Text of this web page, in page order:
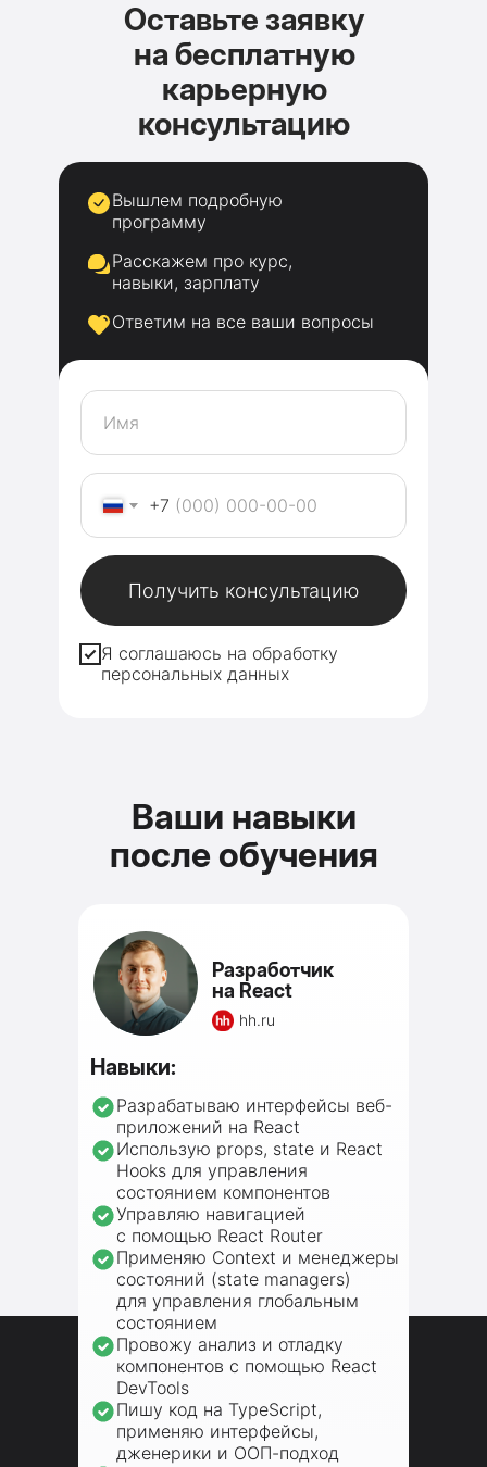
+7
Получить консультацию
Оставьте заявку
на бесплатную
карьерную
консультацию
Я соглашаюсь на обработку
персональных данных
Вышлем подробную
программу
Ответим на все ваши вопросы
Расскажем про курс,
навыки, зарплату
Навыки:
Ваши навыки
после обучения
Разработчик
на React
Разрабатываю интерфейсы веб-
приложений на React
Использую props, state и React
Hooks для управления
состоянием компонентов
Управляю навигацией
с помощью React Router
Применяю Context и менеджеры
состояний (state managers)
для управления глобальным
состоянием
Провожу анализ и отладку
компонентов с помощью React
DevTools
Пишу код на TypeScript,
применяю интерфейсы,
дженерики и ООП-подход
hh.ru